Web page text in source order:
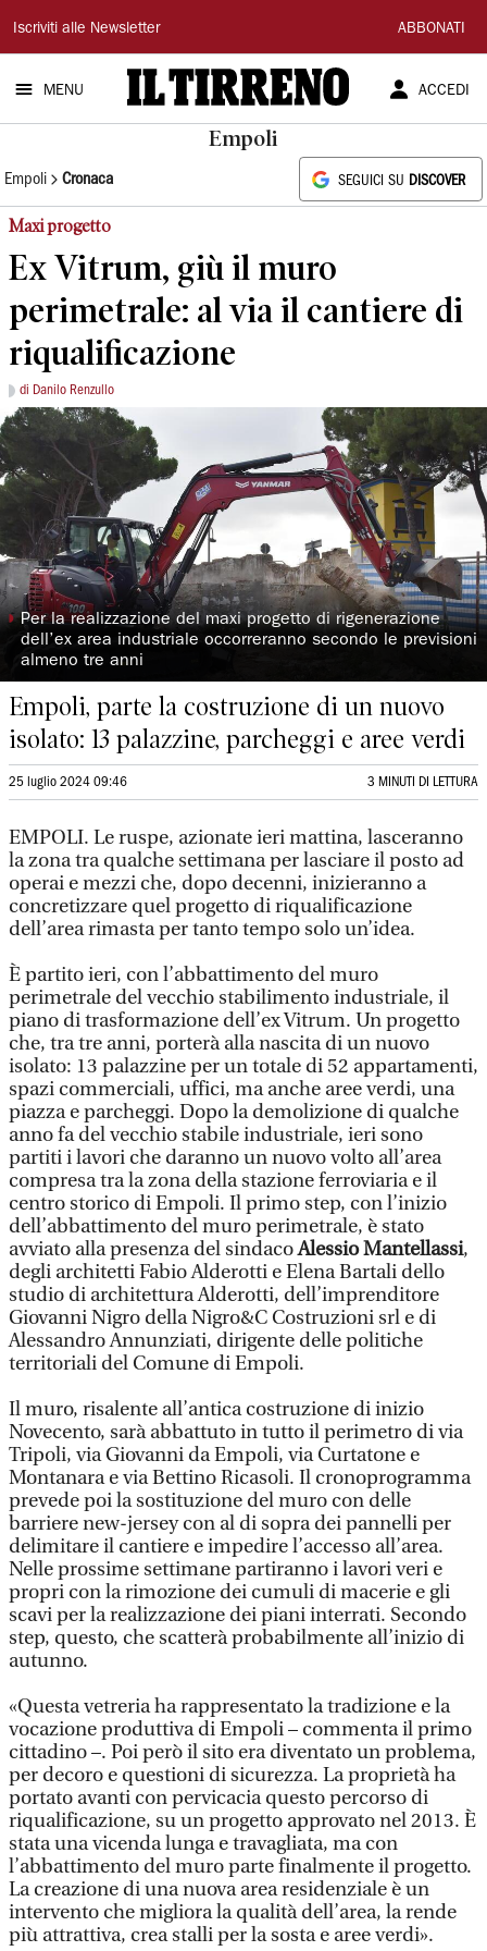
Il
Tirreno
Iscriviti alle Newsletter ABBONATI
MENU ACCEDI
Empoli
Empoli Cronaca SEGUICI SU DISCOVER
Maxi progetto
Ex Vitrum, giù il muro
perimetrale: al via il cantiere di
riqualificazione
di Danilo Renzullo
◗ Per la realizzazione del maxi progetto di rigenerazione
dell’ex area industriale occorreranno secondo le previsioni
almeno tre anni
Empoli, parte la costruzione di un nuovo
isolato: 13 palazzine, parcheggi e aree verdi
25 luglio 2024 09:46 3 MINUTI DI LETTURA
EMPOLI. Le ruspe, azionate ieri mattina, lasceranno
la zona tra qualche settimana per lasciare il posto ad
operai e mezzi che, dopo decenni, inizieranno a
concretizzare quel progetto di riqualificazione
dell’area rimasta per tanto tempo solo un’idea.
È partito ieri, con l’abbattimento del muro
perimetrale del vecchio stabilimento industriale, il
piano di trasformazione dell’ex Vitrum. Un progetto
che, tra tre anni, porterà alla nascita di un nuovo
isolato: 13 palazzine per un totale di 52 appartamenti,
spazi commerciali, uffici, ma anche aree verdi, una
piazza e parcheggi. Dopo la demolizione di qualche
anno fa del vecchio stabile industriale, ieri sono
partiti i lavori che daranno un nuovo volto all’area
compresa tra la zona della stazione ferroviaria e il
centro storico di Empoli. Il primo step, con l’inizio
dell’abbattimento del muro perimetrale, è stato
avviato alla presenza del sindacoAlessio Mantellassi,
degli architetti Fabio Alderotti e Elena Bartali dello
studio di architettura Alderotti, dell’imprenditore
Giovanni Nigro della Nigro&C Costruzioni srl e di
Alessandro Annunziati, dirigente delle politiche
territoriali del Comune di Empoli.
Il muro, risalente all’antica costruzione di inizio
Novecento, sarà abbattuto in tutto il perimetro di via
Tripoli, via Giovanni da Empoli, via Curtatone e
Montanara e via Bettino Ricasoli. Il cronoprogramma
prevede poi la sostituzione del muro con delle
barriere new-jersey con al di sopra dei pannelli per
delimitare il cantiere e impedire l’accesso all’area.
Nelle prossime settimane partiranno i lavori veri e
propri con la rimozione dei cumuli di macerie e gli
scavi per la realizzazione dei piani interrati. Secondo
step, questo, che scatterà probabilmente all’inizio di
autunno.
«Questa vetreria ha rappresentato la tradizione e la
vocazione produttiva di Empoli – commenta il primo
cittadino –. Poi però il sito era diventato un problema,
per decoro e questioni di sicurezza. La proprietà ha
portato avanti con pervicacia questo percorso di
riqualificazione, su un progetto approvato nel 2013. È
stata una vicenda lunga e travagliata, ma con
l’abbattimento del muro parte finalmente il progetto.
La creazione di una nuova area residenziale è un
intervento che migliora la qualità dell’area, la rende
più attrattiva, crea stalli per la sosta e aree verdi».